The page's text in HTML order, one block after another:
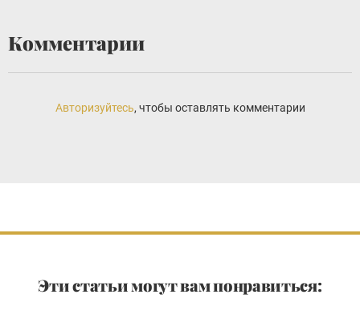
Комментарии
Авторизуйтесь, чтобы оставлять комментарии
Эти статьи могут вам понравиться: